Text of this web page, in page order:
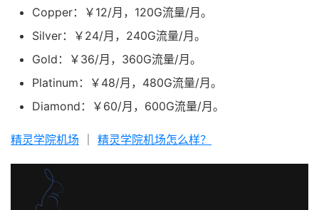
Copper：￥12/月，120G流量/月。
Silver：￥24/月，240G流量/月。
Gold：￥36/月，360G流量/月。
Platinum：￥48/月，480G流量/月。
Diamond：￥60/月，600G流量/月。
精灵学院机场 精灵学院机场怎么样？